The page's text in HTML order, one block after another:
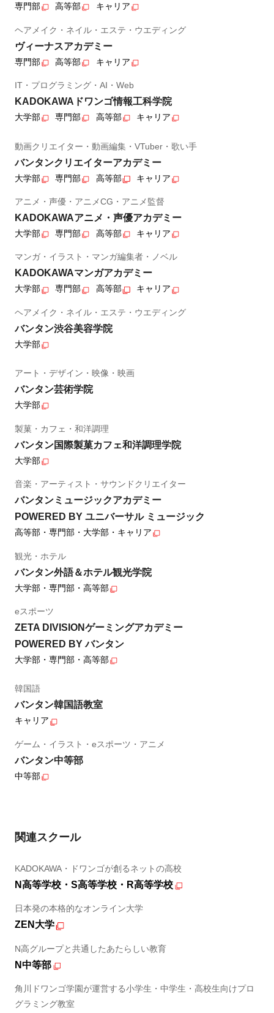
専門部 高等部 キャリア
ヘアメイク・ネイル・エステ・ウエディング
ヴィーナスアカデミー
専門部 高等部 キャリア
IT・プログラミング・AI・Web
KADOKAWAドワンゴ情報工科学院
大学部 専門部 高等部 キャリア
動画クリエイター・動画編集・VTuber・歌い手
バンタンクリエイターアカデミー
大学部 専門部 高等部 キャリア
アニメ・声優・アニメCG・アニメ監督
KADOKAWAアニメ・声優アカデミー
大学部 専門部 高等部 キャリア
マンガ・イラスト・マンガ編集者・ノベル
KADOKAWAマンガアカデミー
大学部 専門部 高等部 キャリア
ヘアメイク・ネイル・エステ・ウエディング
バンタン渋谷美容学院
大学部
アート・デザイン・映像・映画
バンタン芸術学院
大学部
製菓・カフェ・和洋調理
バンタン国際製菓カフェ和洋調理学院
大学部
音楽・アーティスト・サウンドクリエイター
バンタンミュージックアカデミー
POWERED BY ユニバーサル ミュージック
高等部・専門部・大学部・キャリア
観光・ホテル
バンタン外語＆ホテル観光学院
大学部・専門部・高等部
eスポーツ
ZETA DIVISIONゲーミングアカデミー
POWERED BY バンタン
大学部・専門部・高等部
韓国語
バンタン韓国語教室
キャリア
ゲーム・イラスト・eスポーツ・アニメ
バンタン中等部
中等部
関連スクール
KADOKAWA・ドワンゴが創るネットの高校
N高等学校・S高等学校・R高等学校
日本発の本格的なオンライン大学
ZEN大学
N高グループと共通したあたらしい教育
N中等部
角川ドワンゴ学園が運営する小学生・中学生・高校生向けプロ
グラミング教室